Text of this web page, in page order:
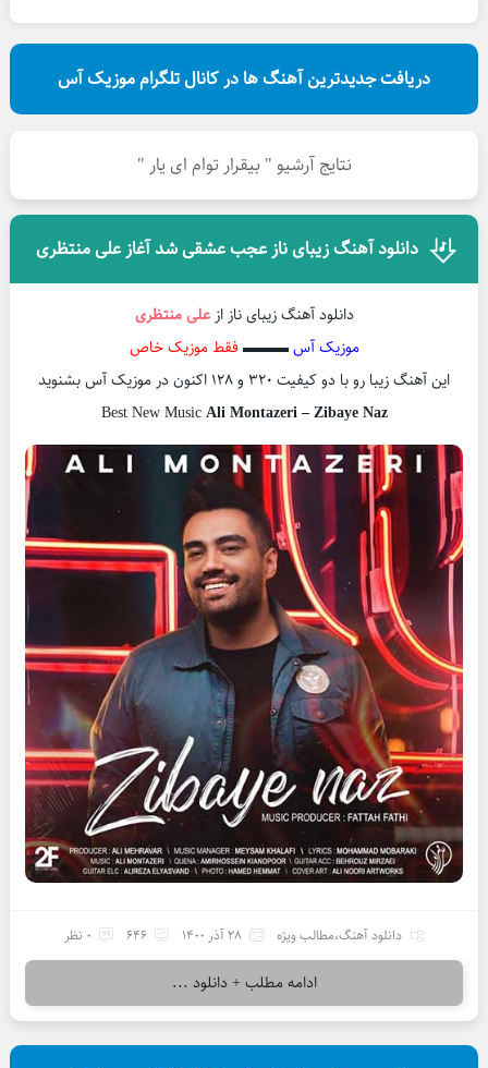
دریافت جدیدترین آهنگ ها در کانال تلگرام موزیک آس
نتایج آرشیو " بیقرار توام ای یار "
دانلود آهنگ زیبای ناز عجب عشقی شد آغاز علی منتظری
دانلود آهنگ زیبای ناز ازعلی منتظری
موزیک آس▬▬▬ فقط موزیک خاص
این آهنگ زیبا رو با دو کیفیت ۳۲۰ و ۱۲۸ اکنون در موزیک آس بشنوید
Best New MusicAli Montazeri – Zibaye Naz
دانلود آهنگ،مطالب ویژه 28 آذر 1400 646 0 نظر
ادامه مطلب + دانلود ...